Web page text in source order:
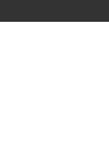
direct